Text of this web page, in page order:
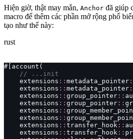
Hiện giờ, thật may mắn, Anchor đã giúp
macro để thêm các phần mở rộng phổ
tạo như thế này:
rust
#[account(
    // ...init
    extensions
:: metadata_pointer
    extensions
:: metadata_pointer
    extensions
:: group_pointer ::
    extensions
:: group_pointer ::
    extensions
::
    extensions
::
    extensions
:: transfer_hook ::
    extensions
:: transfer_hook ::